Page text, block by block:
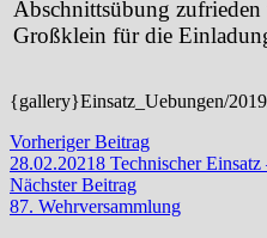
Abschnittsübung
Großklein für die
{gallery}Einsatz_Uebungen/
Beitragsnavigation
Vorheriger BeitragVorheriger
Beitrag:
28.02.20218 Technischer
Nächster BeitragNächster
Beitrag:
87. Wehrversammlung